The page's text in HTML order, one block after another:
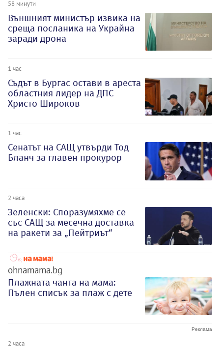
58 минути
Външният министър извика на
среща посланика на Украйна
заради дрона
1 час
Съдът в Бургас остави в ареста
областния лидер на ДПС
Христо Широков
1 час
Сенатът на САЩ утвърди Тод
Бланч за главен прокурор
2 часа
Зеленски: Споразумяхме се
със САЩ за месечна доставка
на ракети за „Пейтриът“
ohnamama.bg
Плажната чанта на мама:
Пълен списък за плаж с дете
2 часа